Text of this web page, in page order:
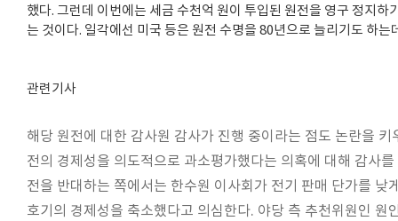
했다. 그런데 이번에는 세금 수천억 원이 투입된 원전을 영구 정지하
는 것이다. 일각에선 미국 등은 원전 수명을 80년으로 늘리기도 하는
관련기사
해당 원전에 대한 감사원 감사가 진행 중이라는 점도 논란을
전의 경제성을 의도적으로 과소평가했다는 의혹에 대해 감사
전을 반대하는 쪽에서는 한수원 이사회가 전기 판매 단가를 낮
호기의 경제성을 축소했다고 의심한다. 야당 측 추천위원인 원